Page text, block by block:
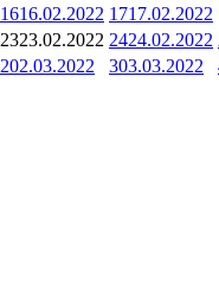
1616.02.2022 1717.02.2022
2323.02.2022 2424.02.2022
202.03.2022 303.03.2022